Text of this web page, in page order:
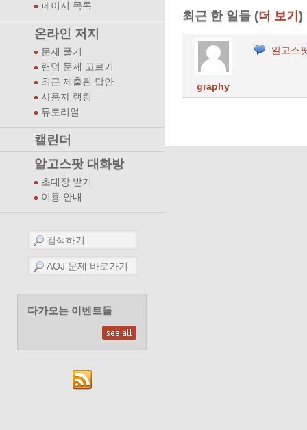
페이지 목록
온라인 저지
문제 풀기
랜덤 문제 고르기
최근 제출된 답안
사용자 랭킹
튜토리얼
캘린더
알고스팟 대화방
초대장 받기
이용 안내
다가오는 이벤트들
see all
최근 한 일들 (더 보기)
graphy
알고스